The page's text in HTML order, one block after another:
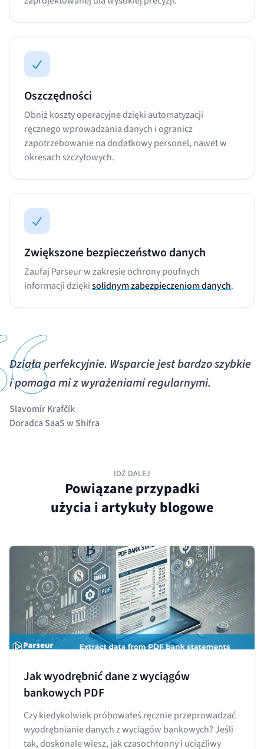
Oszczędności
Obniż koszty operacyjne dzięki automatyzacji
ręcznego wprowadzania danych i ogranicz
zapotrzebowanie na dodatkowy personel, nawet w
okresach szczytowych.
Zwiększone bezpieczeństwo danych
Zaufaj Parseur w zakresie ochrony poufnych
informacji dziękisolidnym zabezpieczeniom danych.
Działa perfekcyjnie. Wsparcie jest bardzo szybkie
i pomaga mi z wyrażeniami regularnymi.
Slavomír Krafčík
Doradca SaaS w Shifra
IDŹ DALEJ
Powiązane przypadki
użycia i artykuły blogowe
Jak wyodrębnić dane z wyciągów
bankowych PDF
Czy kiedykolwiek próbowałeś ręcznie przeprowadzać
wyodrębnianie danych z wyciągów bankowych? Jeśli
tak, doskonale wiesz, jak czasochłonny i uciążliwy